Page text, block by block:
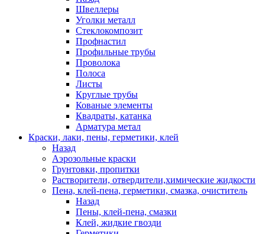
Швеллеры
Уголки металл
Стеклокомпозит
Профнастил
Профильные трубы
Проволока
Полоса
Листы
Круглые трубы
Кованые элементы
Квадраты, катанка
Арматура метал
Краски, лаки, пены, герметики, клей
Назад
Аэрозольные краски
Грунтовки, пропитки
Растворители, отвердители,химические жидкости
Пена, клей-пена, герметики, смазка, очиститель
Назад
Пены, клей-пена, смазки
Клей, жидкие гвозди